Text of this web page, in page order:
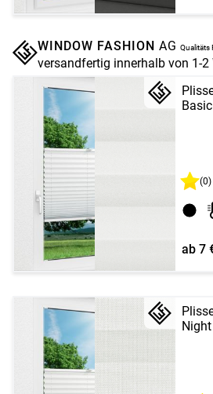
WINDOW FASHION AG Qualitäts
versandfertig innerhalb von 1-2
(0)
ab 7